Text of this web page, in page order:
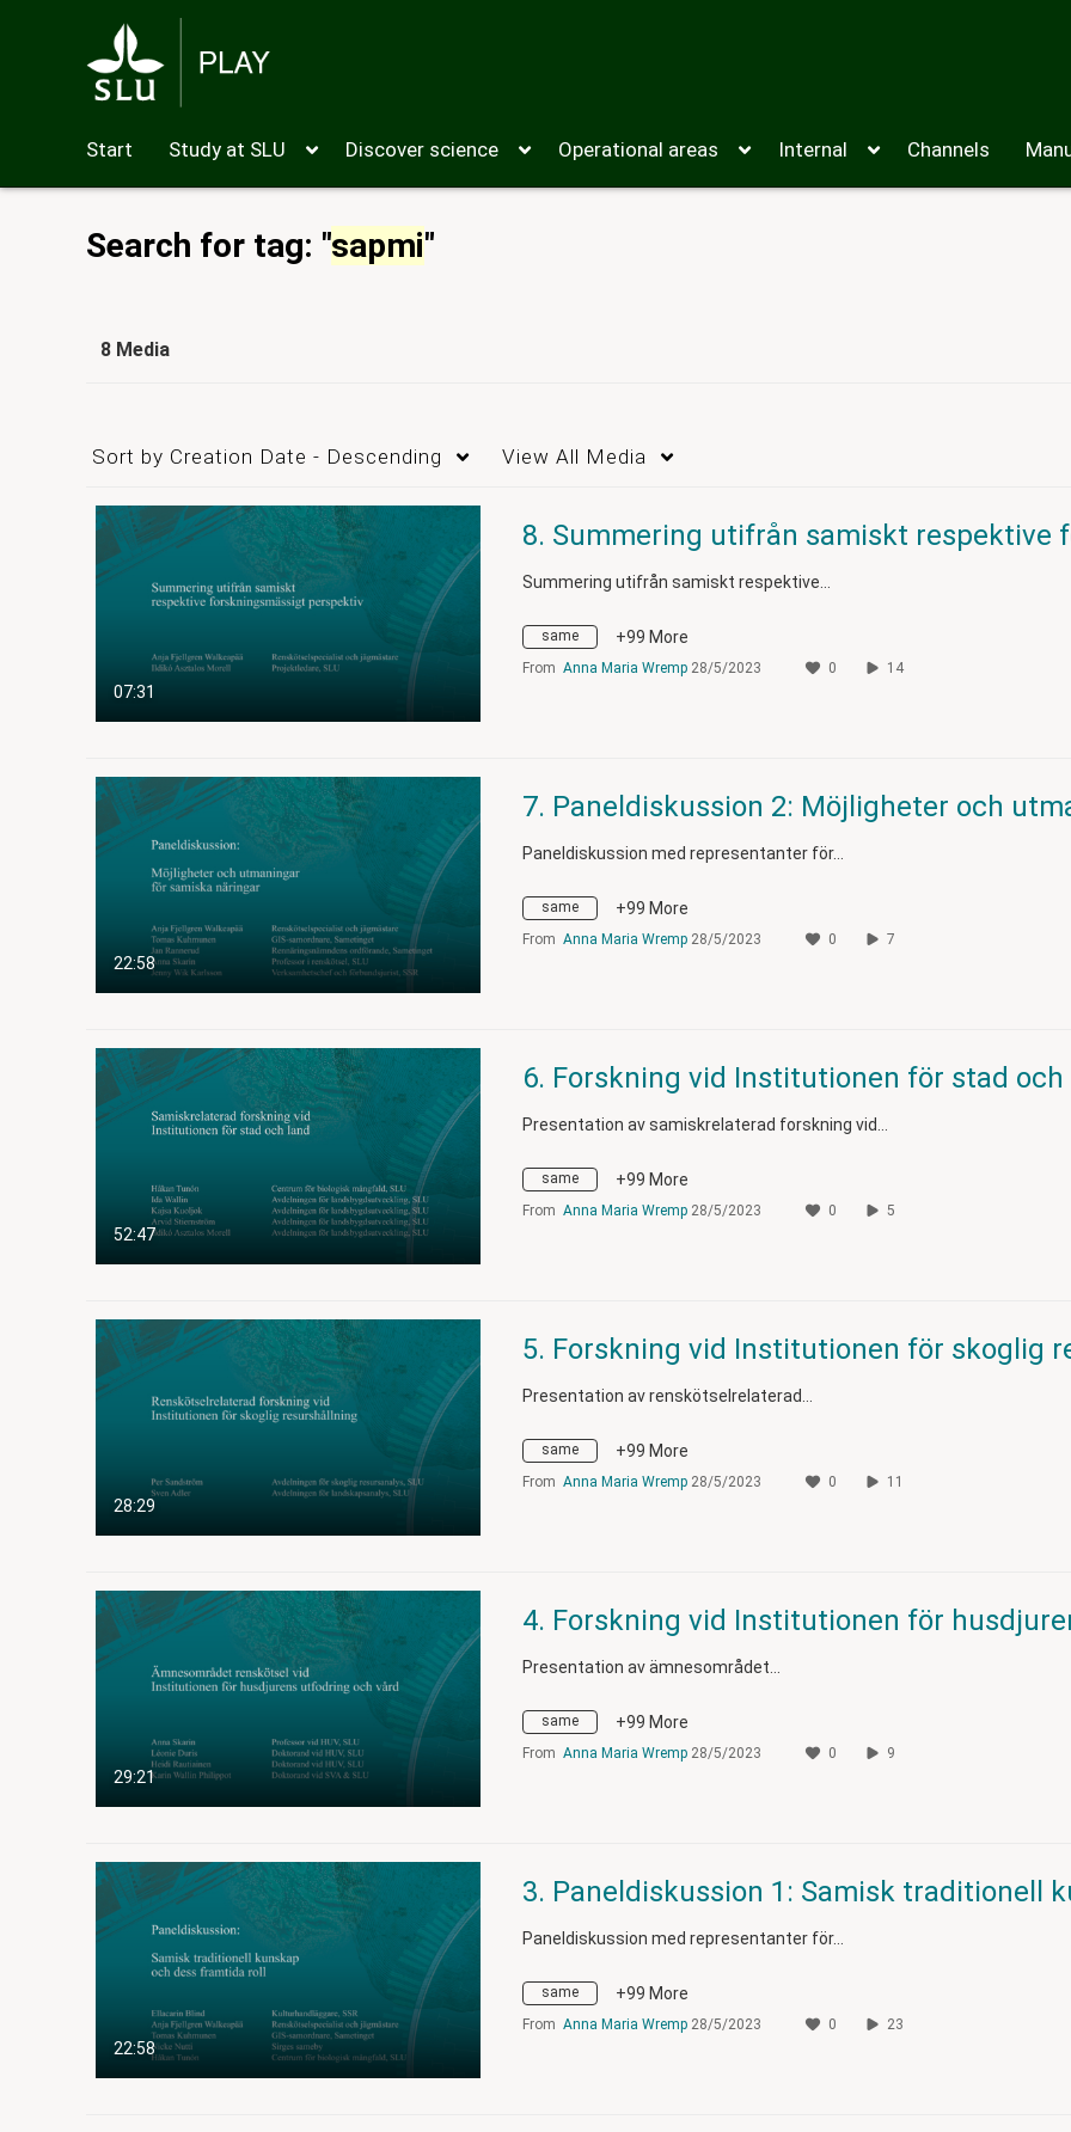
Start Study at SLU Discover science Operational areas Internal Channels
Search for tag: "sapmi"
8 Media
Sort by Creation Date - Descending View All Media
07:31
Summering utifrån samiskt respektive…
same +99 More
From Anna Maria Wremp 28/5/2023 0 14
22:58
Paneldiskussion med representanter för…
same +99 More
From Anna Maria Wremp 28/5/2023 0 7
52:47
Presentation av samiskrelaterad forskning vid…
same +99 More
From Anna Maria Wremp 28/5/2023 0 5
28:29
Presentation av renskötselrelaterad…
same +99 More
From Anna Maria Wremp 28/5/2023 0 11
29:21
Presentation av ämnesområdet…
same +99 More
From Anna Maria Wremp 28/5/2023 0 9
22:58
Paneldiskussion med representanter för…
same +99 More
From Anna Maria Wremp 28/5/2023 0 23